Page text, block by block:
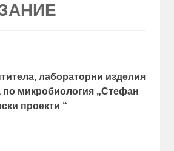
лабораторни изделия
по микробиология „Стефан
проекти “